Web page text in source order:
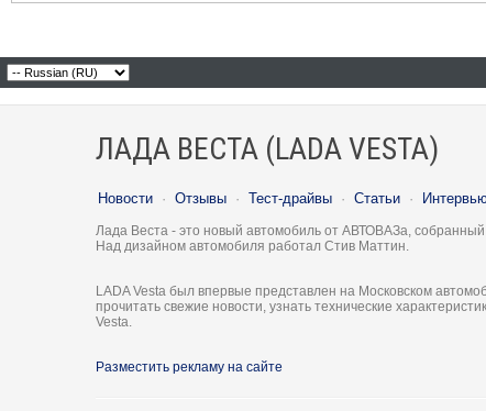
ЛАДА ВЕСТА (LADA VESTA)
Новости · Отзывы · Тест-драйвы · Статьи ·
Лада Веста - это новый автомобиль от АВТОВАЗа,
Над дизайном автомобиля работал Стив Маттин.
LADA Vesta был впервые представлен на Московском
прочитать свежие новости, узнать технические
Vesta.
Разместить рекламу на сайте